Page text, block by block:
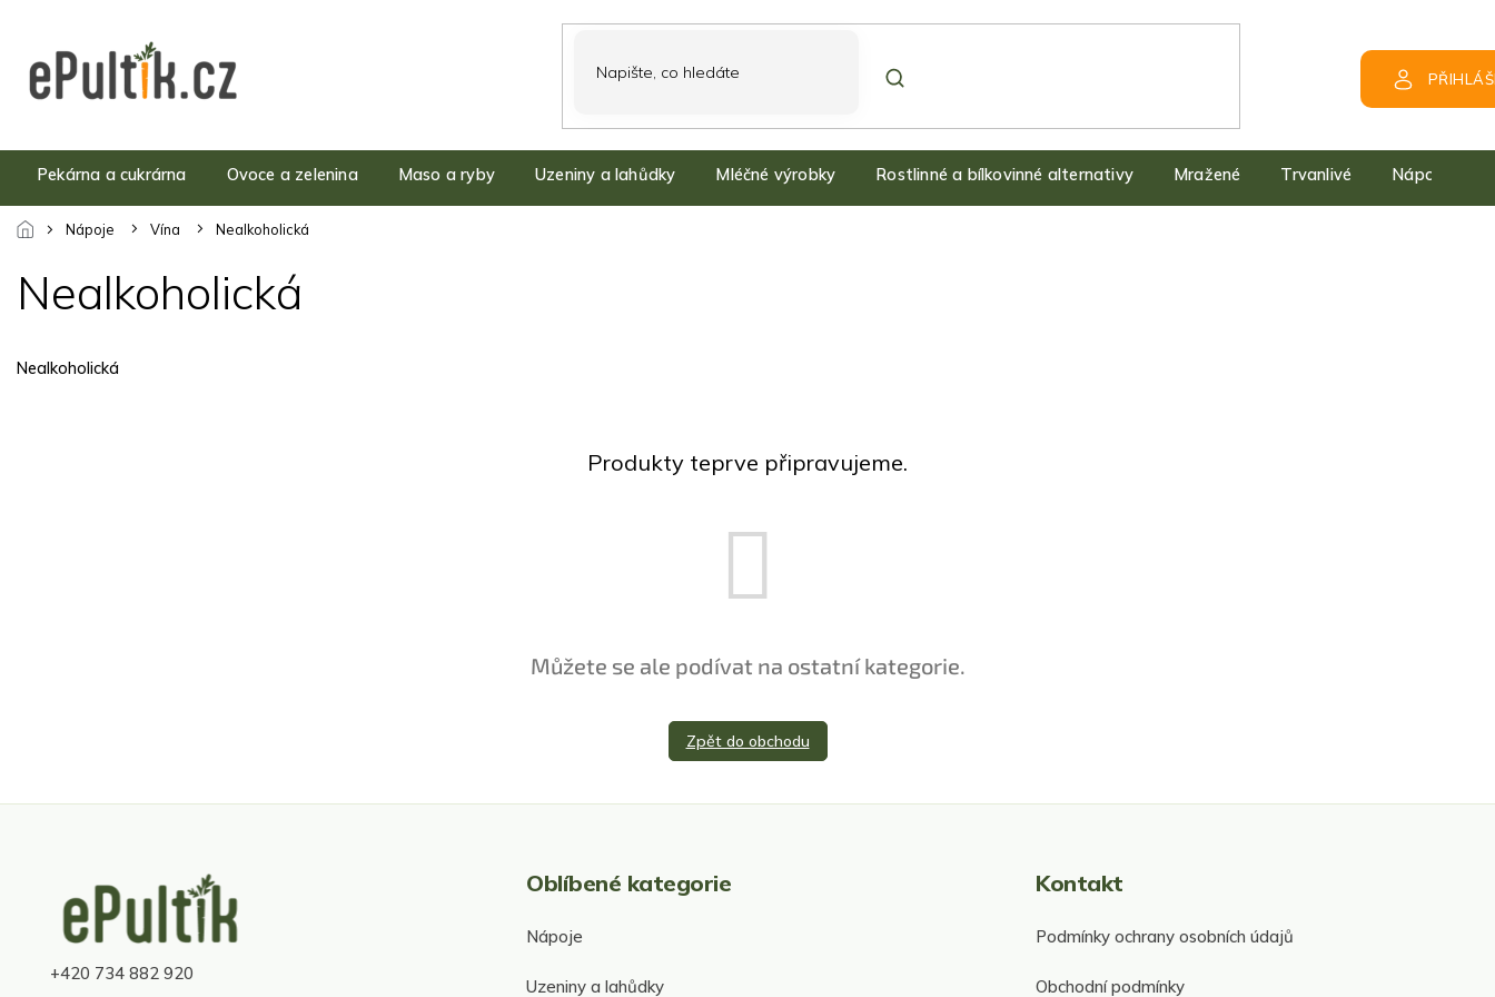
obsah
Pekárna a cukrárna Ovoce a zelenina Maso a ryby Uzeniny a lahůdky Mléčné výrobky Rostlinné a bílkovinné alternativy Mražené Trvanlivé Nápoje
Nápoje Vína Nealkoholická
Nealkoholická
Nealkoholická
Produkty teprve připravujeme.
Můžete se ale podívat na ostatní kategorie.
Zpět do obchodu
+420 734 882 920
Oblíbené kategorie
Nápoje
Uzeniny a lahůdky
Kontakt
Podmínky ochrany osobních údajů
Obchodní podmínky